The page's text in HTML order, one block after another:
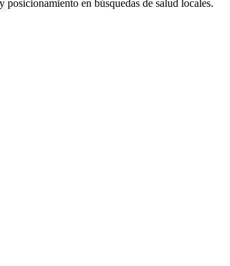
en búsquedas de salud locales.